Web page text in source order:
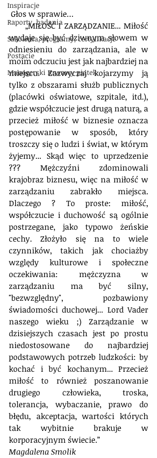
Inspiracje
Raporty, badania
Szkolenia, programy, certyfikacje
Postacie
Managerski Krwawy piątek
Głos w sprawie…
     „MIŁOŚĆ I ZARZĄDZANIE... Miłość
wydaje się być dziwnym słowem w
odniesieniu do zarządzania, ale w
moim odczuciu jest jak najbardziej na
miejscu. Zazwyczaj kojarzymy ją
tylko z obszarami służb publicznych
(placówki oświatowe, szpitale, itd.),
gdzie współczucie jest drugą naturą, a
przecież miłość w biznesie oznacza
postępowanie w sposób, który
troszczy się o ludzi i świat, w którym
żyjemy... Skąd więc to uprzedzenie
??? Mężczyźni zdominowali
krajobraz biznesu, więc na miłość w
zarządzaniu zabrakło miejsca.
Dlaczego ? To proste: miłość,
współczucie i duchowość są ogólnie
postrzegane, jako typowo żeńskie
cechy. Złożyło się na to wiele
czynników, takich jak chociażby
względy kulturowe i społeczne
oczekiwania: mężczyzna w
zarządzaniu ma być silny,
"bezwzględny", pozbawiony
świadomości duchowej... Lord Vader
naszego wieku ;) Zarządzanie w
dzisiejszych czasach jest po prostu
niedostosowane do najbardziej
podstawowych potrzeb ludzkości: by
kochać i być kochanym... Przecież
miłość to również poszanowanie
drugiego człowieka, troska,
tolerancja, wybaczanie, prawo do
błędu, akceptacja, wartości których
tak wybitnie brakuje w
korporacyjnym świecie.”
Magdalena Smolik